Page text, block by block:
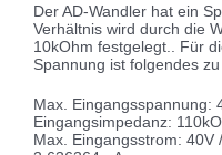
Der AD-Wandler hat ein
Verhältnis wird durch die
10kOhm festgelegt.. Für
Spannung ist folgendes
Max. Eingangsspannung:
Eingangsimpedanz:
Max. Eingangsstrom: 40V